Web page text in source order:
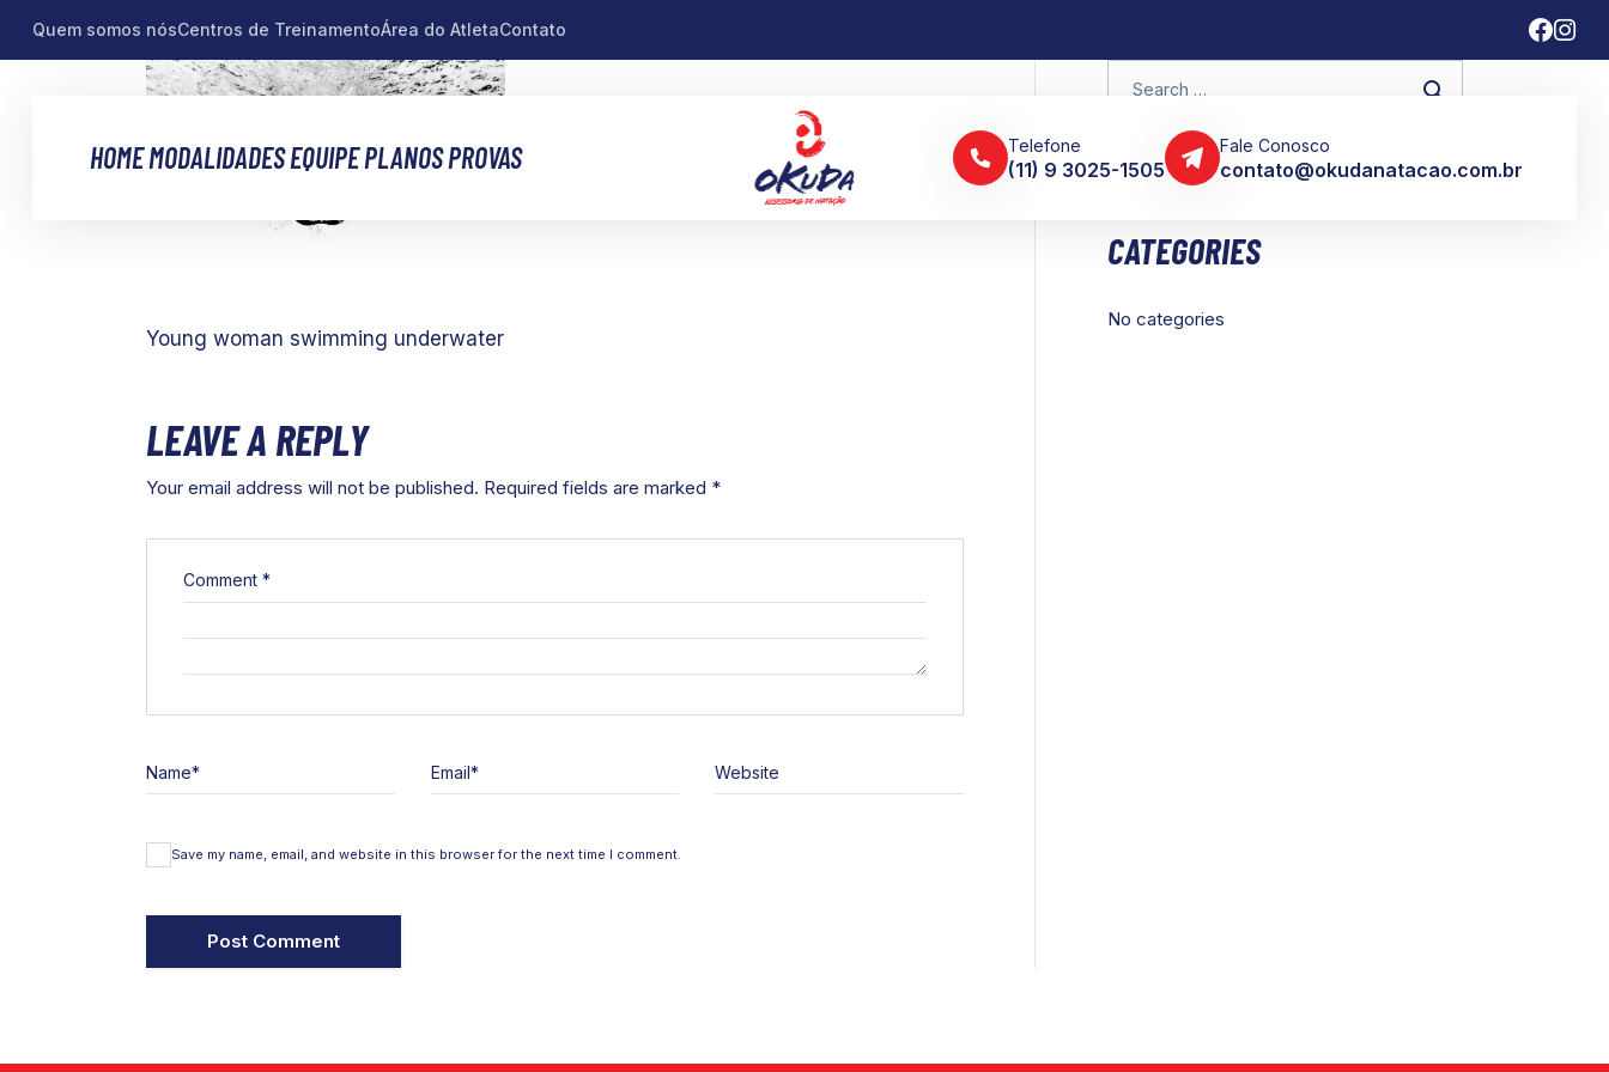
Quem somos nósCentros de TreinamentoÁrea do AtletaContato
HOMEMODALIDADESEQUIPEPLANOSPROVAS Telefone
(11) 9 3025-1505
Fale Conosco
contato@okudanatacao.com.br
Young woman swimming underwater
LEAVE A REPLY
Your email address will not be published. Required fields are marked *
Comment *
Name* Email* Website
Save my name, email, and website in this browser for the next time I comment.
CATEGORIES
No categories